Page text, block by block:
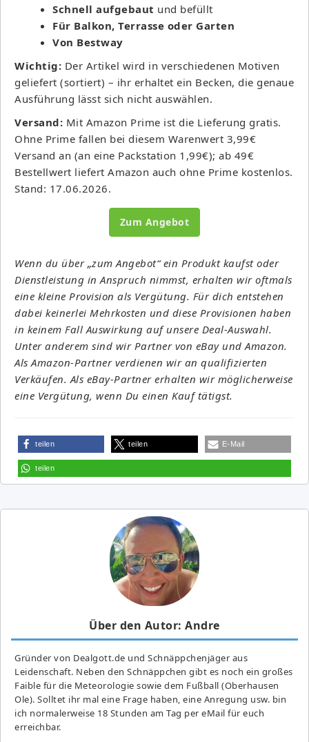
Schnell aufgebaut und befüllt
Für Balkon, Terrasse oder Garten
Von Bestway
Wichtig: Der Artikel wird in verschiedenen Motiven
geliefert (sortiert) – ihr erhaltet ein Becken, die genaue
Ausführung lässt sich nicht auswählen.
Versand: Mit Amazon Prime ist die Lieferung gratis.
Ohne Prime fallen bei diesem Warenwert 3,99€
Versand an (an eine Packstation 1,99€); ab 49€
Bestellwert liefert Amazon auch ohne Prime kostenlos.
Stand: 17.06.2026.
Zum Angebot
Wenn du über „zum Angebot“ ein Produkt kaufst oder
Dienstleistung in Anspruch nimmst, erhalten wir oftmals
eine kleine Provision als Vergütung. Für dich entstehen
dabei keinerlei Mehrkosten und diese Provisionen haben
in keinem Fall Auswirkung auf unsere Deal-Auswahl.
Unter anderem sind wir Partner von eBay und Amazon.
Als Amazon-Partner verdienen wir an qualifizierten
Verkäufen. Als eBay-Partner erhalten wir möglicherweise
eine Vergütung, wenn Du einen Kauf tätigst.
teilen teilen E-Mail
teilen
Über den Autor: Andre
Gründer von Dealgott.de und Schnäppchenjäger aus
Leidenschaft. Neben den Schnäppchen gibt es noch ein großes
Fai­ble für die Meteorologie sowie dem Fußball (Oberhausen
Ole). Solltet ihr mal eine Frage haben, eine Anregung usw. bin
ich normalerweise 18 Stunden am Tag per eMail für euch
erreichbar.